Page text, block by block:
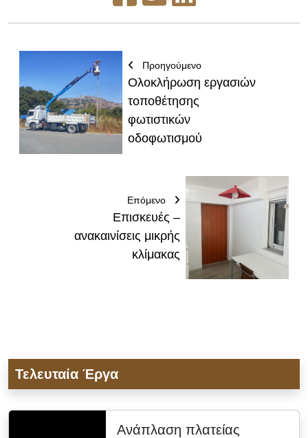
Προηγούμενο
Ολοκλήρωση εργασιών
τοποθέτησης
φωτιστικών
οδοφωτισμού
Επόμενο
Επισκευές –
ανακαινίσεις μικρής
κλίμακας
Τελευταία Έργα
Ανάπλαση πλατείας